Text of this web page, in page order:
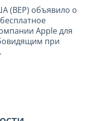
(BEP) объявило о
Apple для
при